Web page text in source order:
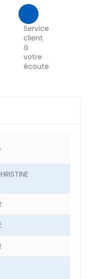
Service
client
à
votre
écoute